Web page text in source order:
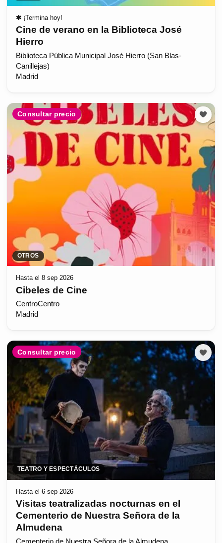
✱ ¡Termina hoy!
Cine de verano en la Biblioteca José
Hierro
Biblioteca Pública Municipal José Hierro (San Blas-
Canillejas)
Madrid
Consultar precio
OTROS
Hasta el 8 sep 2026
Cibeles de Cine
CentroCentro
Madrid
Consultar precio
TEATRO Y ESPECTÁCULOS
Hasta el 6 sep 2026
Visitas teatralizadas nocturnas en el
Cementerio de Nuestra Señora de la
Almudena
Cementerio de Nuestra Señora de la Almudena